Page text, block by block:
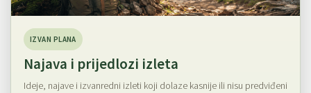
IZVAN PLANA
Najava i prijedlozi izleta
Ideje, najave i izvanredni izleti koji dolaze kasnije ili nisu predviđeni